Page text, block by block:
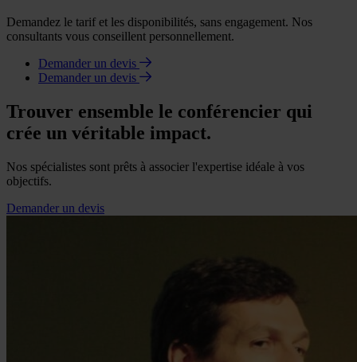
Demandez le tarif et les disponibilités, sans engagement. Nos
consultants vous conseillent personnellement.
Demander un devis
Demander un devis
Trouver ensemble le conférencier qui
crée un véritable impact.
Nos spécialistes sont prêts à associer l'expertise idéale à vos
objectifs.
Demander un devis